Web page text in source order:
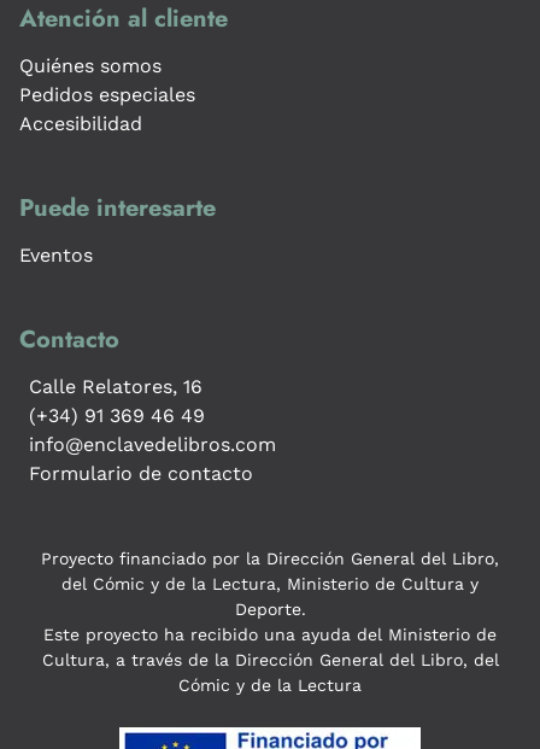
Atención al cliente
Quiénes somos
Pedidos especiales
Accesibilidad
Puede interesarte
Eventos
Contacto
Calle Relatores, 16
(+34) 91 369 46 49
info@enclavedelibros.com
Formulario de contacto
Proyecto financiado por la Dirección General del Libro,
del Cómic y de la Lectura, Ministerio de Cultura y
Deporte.
Este proyecto ha recibido una ayuda del Ministerio de
Cultura, a través de la Dirección General del Libro, del
Cómic y de la Lectura